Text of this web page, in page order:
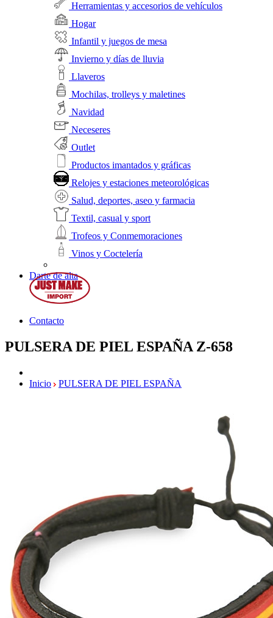
Herramientas y accesorios de vehículos
Hogar
Infantil y juegos de mesa
Invierno y días de lluvia
Llaveros
Mochilas, trolleys y maletines
Navidad
Neceseres
Outlet
Productos imantados y gráficas
Relojes y estaciones meteorológicas
Salud, deportes, aseo y farmacia
Textil, casual y sport
Trofeos y Conmemoraciones
Vinos y Coctelería
Darte de alta
Contacto
PULSERA DE PIEL ESPAÑA Z-658
Inicio PULSERA DE PIEL ESPAÑA